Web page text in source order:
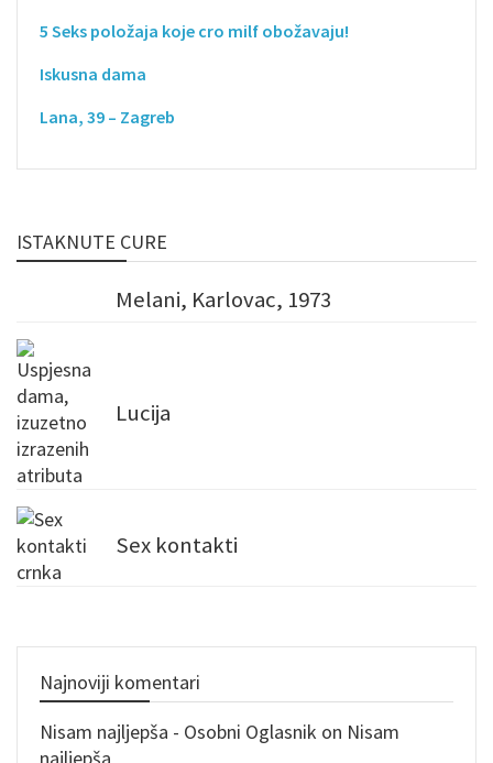
5 Seks položaja koje cro milf obožavaju!
Iskusna dama
Lana, 39 – Zagreb
ISTAKNUTE CURE
Melani, Karlovac, 1973
Lucija
Sex kontakti
Najnoviji komentari
Nisam najljepša - Osobni Oglasnik on Nisam
najljepša